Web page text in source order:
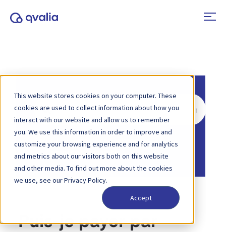
This website stores cookies on your computer. These
cookies are used to collect information about how you
interact with our website and allow us to remember
you. We use this information in order to improve and
customize your browsing experience and for analytics
and metrics about our visitors both on this website
and other media. To find out more about the cookies
we use, see our Privacy Policy.
Accept
Rechercher
Accueil
Base de connaissances
Compte et facturation
Puis-je payer par